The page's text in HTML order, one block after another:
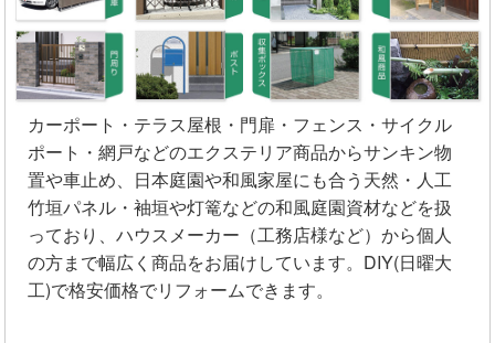
カーポート・テラス屋根・門扉・フェンス・サイクル
ポート・網戸などのエクステリア商品からサンキン物
置や車止め、日本庭園や和風家屋にも合う天然・人工
竹垣パネル・袖垣や灯篭などの和風庭園資材などを扱
っており、ハウスメーカー（工務店様など）から個人
の方まで幅広く商品をお届けしています。DIY(日曜大
工)で格安価格でリフォームできます。